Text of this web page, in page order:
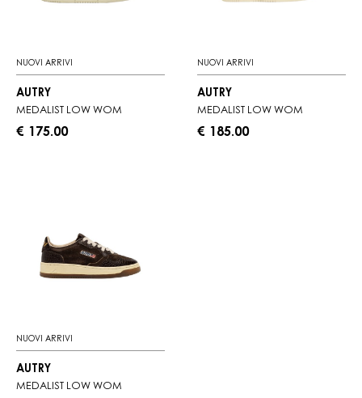
NUOVI ARRIVI
AUTRY
MEDALIST LOW WOM
€ 175.00
NUOVI ARRIVI
AUTRY
MEDALIST LOW WOM
€ 185.00
NUOVI ARRIVI
AUTRY
MEDALIST LOW WOM